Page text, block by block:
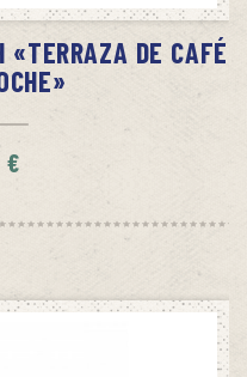
«TERRAZA DE CAFÉ
€